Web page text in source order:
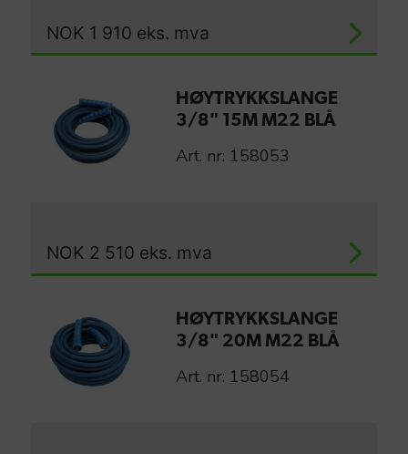
NOK 1 910 eks. mva
HØYTRYKKSLANGE
3/8" 15M M22 BLÅ
Art. nr: 158053
NOK 2 510 eks. mva
HØYTRYKKSLANGE
3/8" 20M M22 BLÅ
Art. nr: 158054